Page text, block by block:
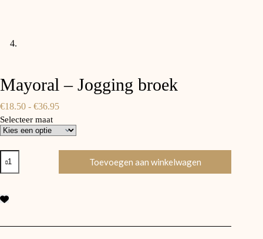
Mayoral – Jogging broek
€18.50 - €36.95
Selecteer maat
Toevoegen aan winkelwagen